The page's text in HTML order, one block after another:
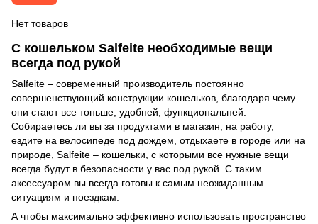
Нет товаров
С кошельком Salfeite необходимые вещи
всегда под рукой
Salfeite – современный производитель постоянно
совершенствующий конструкции кошельков, благодаря чему
они стают все тоньше, удобней, функциональней.
Собираетесь ли вы за продуктами в магазин, на работу,
ездите на велосипеде под дождем, отдыхаете в городе или на
природе, Salfeite – кошельки, с которыми все нужные вещи
всегда будут в безопасности у вас под рукой. С таким
аксессуаром вы всегда готовы к самым неожиданным
ситуациям и поездкам.
А чтобы максимально эффективно использовать пространство